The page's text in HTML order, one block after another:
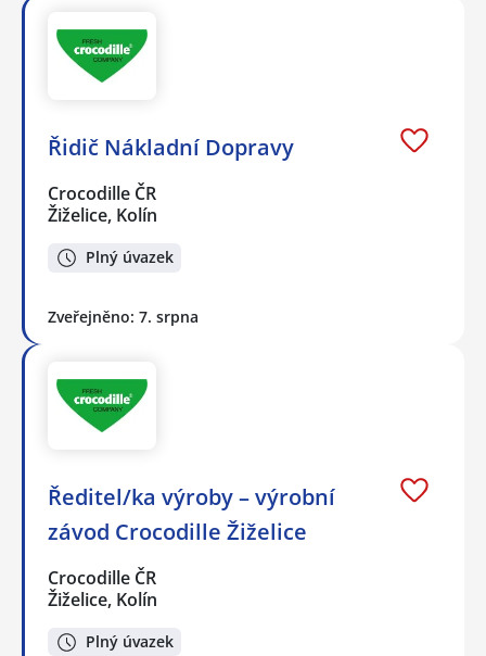
Řidič Nákladní Dopravy
Crocodille ČR
Žiželice, Kolín
Plný úvazek
Zveřejněno: 7. srpna
Ředitel/ka výroby – výrobní
závod Crocodille Žiželice
Crocodille ČR
Žiželice, Kolín
Plný úvazek